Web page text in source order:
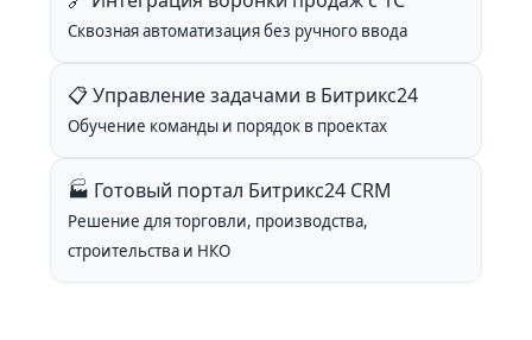
Сквозная автоматизация без ручного ввода
📋 Управление задачами в Битрикс24
Обучение команды и порядок в проектах
🏭 Готовый портал Битрикс24 CRM
Решение для торговли, производства,
строительства и НКО